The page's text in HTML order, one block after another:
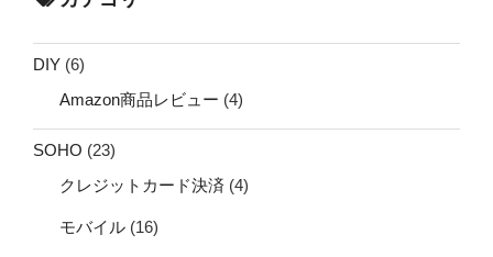
DIY (6)
Amazon商品レビュー (4)
SOHO (23)
クレジットカード決済 (4)
モバイル (16)